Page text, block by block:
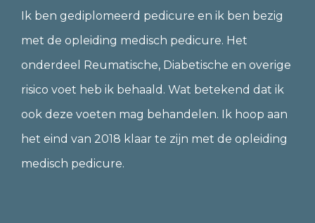
Ik ben gediplomeerd pedicure en ik ben bezig
met de opleiding medisch pedicure. Het
onderdeel Reumatische, Diabetische en overige
risico voet heb ik behaald. Wat betekend dat ik
ook deze voeten mag behandelen. Ik hoop aan
het eind van 2018 klaar te zijn met de opleiding
medisch pedicure.